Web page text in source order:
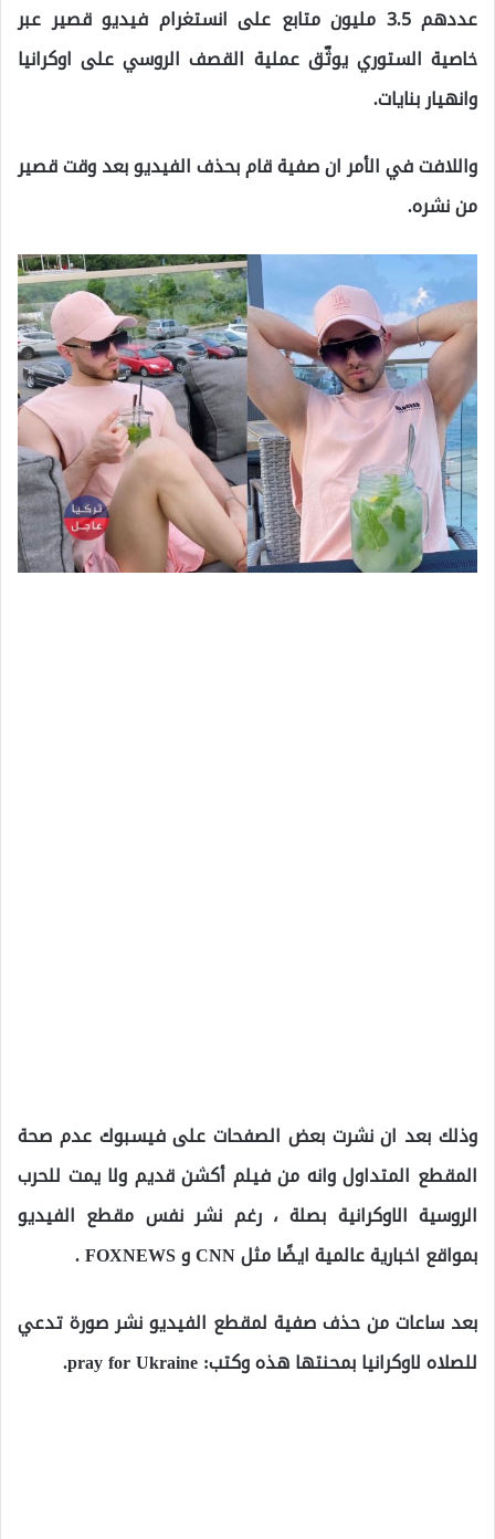
عددهم 3.5 مليون متابع على انستغرام فيديو قصير عبر
خاصية الستوري يوثّق عملية القصف الروسي على اوكرانيا
وانهيار بنايات.
واللافت في الأمر ان صفية قام بحذف الفيديو بعد وقت قصير
من نشره.
وذلك بعد ان نشرت بعض الصفحات على فيسبوك عدم صحة
المقطع المتداول وانه من فيلم أكشن قديم ولا يمت للحرب
الروسية الاوكرانية بصلة ، رغم نشر نفس مقطع الفيديو
بمواقع اخبارية عالمية ايضًا مثل CNN و FOXNEWS .
بعد ساعات من حذف صفية لمقطع الفيديو نشر صورة تدعي
للصلاه لاوكرانيا بمحنتها هذه وكتب: pray for Ukraine.